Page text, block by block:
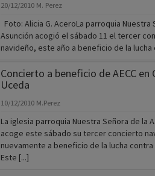
20/12/2010 M. Perez
Foto: Alicia G. AceroLa parroquia Nuestra
Asunción acogió el sábado 11 el tercer
navideño, este año a beneficio de la lucha
Concierto a beneficio de AECC en
Uceda
10/12/2010 M.Perez
La iglesia parroquia Nuestra Señora de la
acoge este sábado su tercer concierto
nuevamente a beneficio de la lucha contra
Este [...]